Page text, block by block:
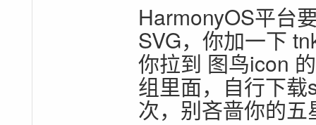
HarmonyOS平台
SVG，你加一下
你拉到 图鸟icon
组里面，自行下
次，别吝啬你的五